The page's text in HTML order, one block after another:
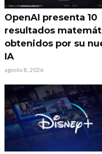
OpenAI presenta 10
resultados
obtenidos por su
IA
agosto 8, 2026